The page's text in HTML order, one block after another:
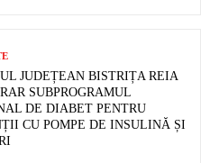
JUDEȚEAN BISTRIȚA REIA
SUBPROGRAMUL
DE DIABET PENTRU
CU POMPE DE INSULINĂ ȘI